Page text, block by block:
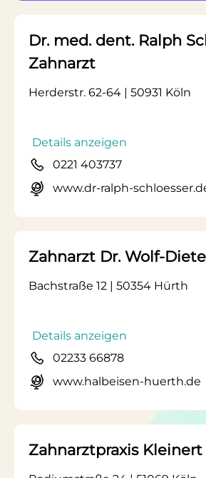
Dr. med. dent. Ralph
Zahnarzt
Herderstr. 62-64 | 50931 Köln
Details anzeigen
0221 403737
www.dr-ralph-
Zahnarzt Dr. Wolf-
Bachstraße 12 | 50354 Hürth
Details anzeigen
02233 66878
www.halbeisen-huerth.de
Zahnarztpraxis Kleinert